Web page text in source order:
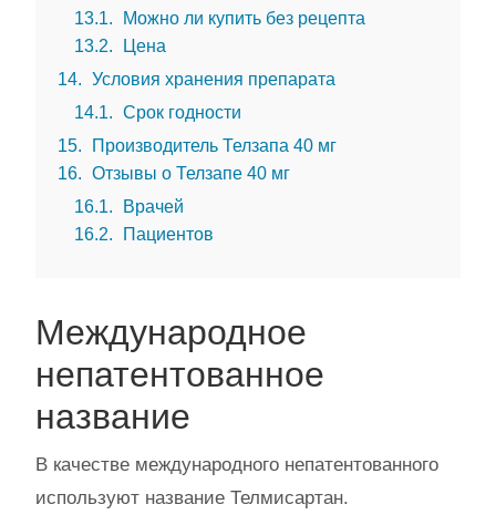
13.1
Можно ли купить без рецепта
13.2
Цена
14
Условия хранения препарата
14.1
Срок годности
15
Производитель Телзапа 40 мг
16
Отзывы о Телзапе 40 мг
16.1
Врачей
16.2
Пациентов
Международное
непатентованное
название
В качестве международного непатентованного
используют название Телмисартан.